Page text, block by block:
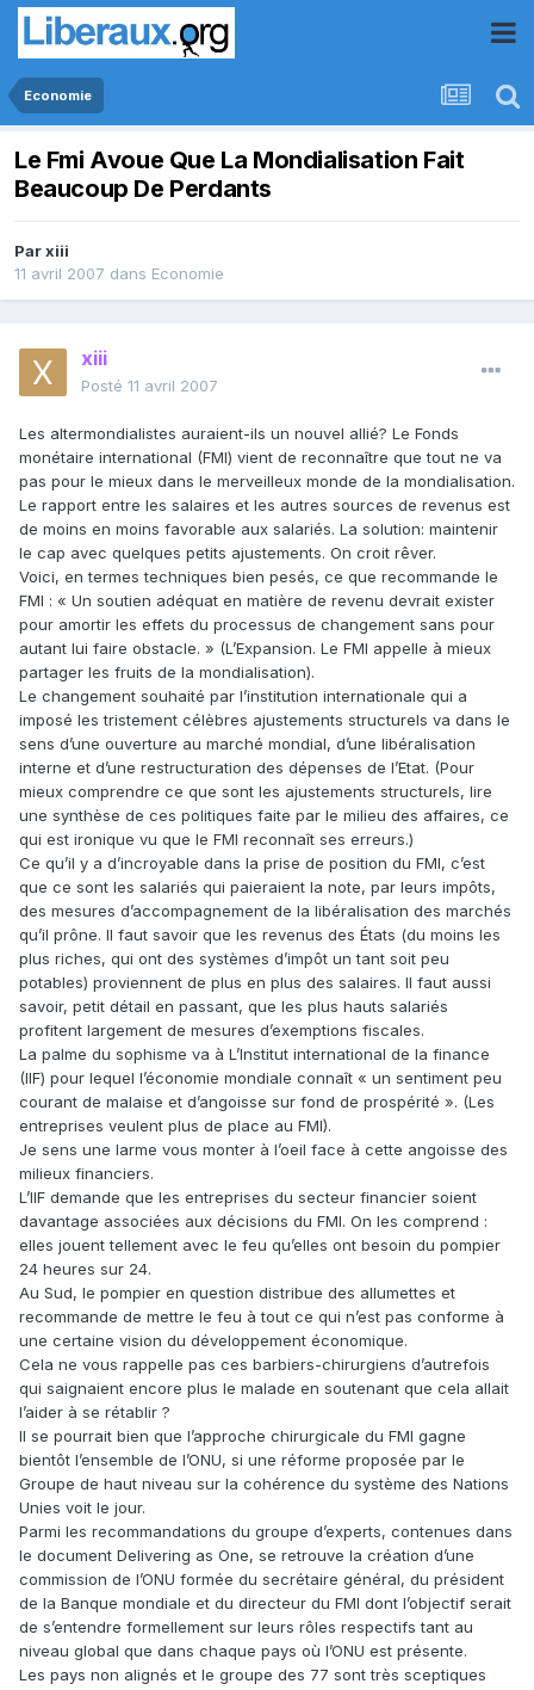
Economie
Le Fmi Avoue Que La Mondialisation Fait
Beaucoup De Perdants
Parxiii
11 avril 2007 dans Economie
xiii
Posté 11 avril 2007
Les altermondialistes auraient-ils un nouvel allié? Le Fonds
monétaire international (FMI) vient de reconnaître que tout ne va
pas pour le mieux dans le merveilleux monde de la mondialisation.
Le rapport entre les salaires et les autres sources de revenus est
de moins en moins favorable aux salariés. La solution: maintenir
le cap avec quelques petits ajustements. On croit rêver.
Voici, en termes techniques bien pesés, ce que recommande le
FMI : « Un soutien adéquat en matière de revenu devrait exister
pour amortir les effets du processus de changement sans pour
autant lui faire obstacle. » (L’Expansion. Le FMI appelle à mieux
partager les fruits de la mondialisation).
Le changement souhaité par l’institution internationale qui a
imposé les tristement célèbres ajustements structurels va dans le
sens d’une ouverture au marché mondial, d’une libéralisation
interne et d’une restructuration des dépenses de l’Etat. (Pour
mieux comprendre ce que sont les ajustements structurels, lire
une synthèse de ces politiques faite par le milieu des affaires, ce
qui est ironique vu que le FMI reconnaît ses erreurs.)
Ce qu’il y a d’incroyable dans la prise de position du FMI, c’est
que ce sont les salariés qui paieraient la note, par leurs impôts,
des mesures d’accompagnement de la libéralisation des marchés
qu’il prône. Il faut savoir que les revenus des États (du moins les
plus riches, qui ont des systèmes d’impôt un tant soit peu
potables) proviennent de plus en plus des salaires. Il faut aussi
savoir, petit détail en passant, que les plus hauts salariés
profitent largement de mesures d’exemptions fiscales.
La palme du sophisme va à L’Institut international de la finance
(IIF) pour lequel l’économie mondiale connaît « un sentiment peu
courant de malaise et d’angoisse sur fond de prospérité ». (Les
entreprises veulent plus de place au FMI).
Je sens une larme vous monter à l’oeil face à cette angoisse des
milieux financiers.
L’IIF demande que les entreprises du secteur financier soient
davantage associées aux décisions du FMI. On les comprend :
elles jouent tellement avec le feu qu’elles ont besoin du pompier
24 heures sur 24.
Au Sud, le pompier en question distribue des allumettes et
recommande de mettre le feu à tout ce qui n’est pas conforme à
une certaine vision du développement économique.
Cela ne vous rappelle pas ces barbiers-chirurgiens d’autrefois
qui saignaient encore plus le malade en soutenant que cela allait
l’aider à se rétablir ?
Il se pourrait bien que l’approche chirurgicale du FMI gagne
bientôt l’ensemble de l’ONU, si une réforme proposée par le
Groupe de haut niveau sur la cohérence du système des Nations
Unies voit le jour.
Parmi les recommandations du groupe d’experts, contenues dans
le document Delivering as One, se retrouve la création d’une
commission de l’ONU formée du secrétaire général, du président
de la Banque mondiale et du directeur du FMI dont l’objectif serait
de s’entendre formellement sur leurs rôles respectifs tant au
niveau global que dans chaque pays où l’ONU est présente.
Les pays non alignés et le groupe des 77 sont très sceptiques